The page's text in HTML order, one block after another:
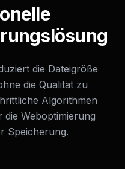
die Dateigröße
die Qualität zu
Algorithmen
Weboptimierung
Speicherung.